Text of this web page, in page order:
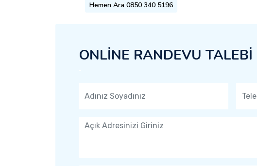
Hemen Ara 0850 340 5196
ONLİNE RANDEVU TALEBİ